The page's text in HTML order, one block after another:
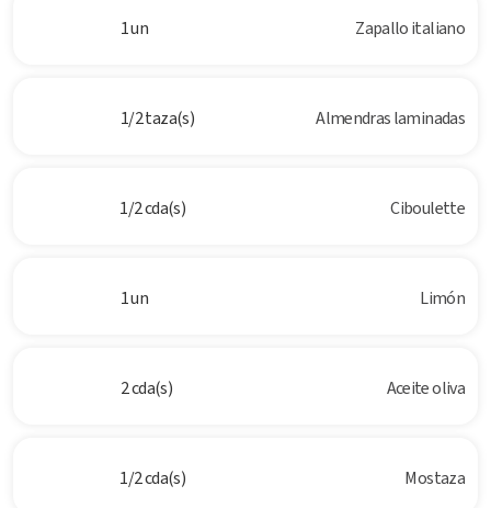
1 un Zapallo italiano
1/2 taza(s) Almendras laminadas
1/2 cda(s) Ciboulette
1 un Limón
2 cda(s) Aceite oliva
1/2 cda(s) Mostaza